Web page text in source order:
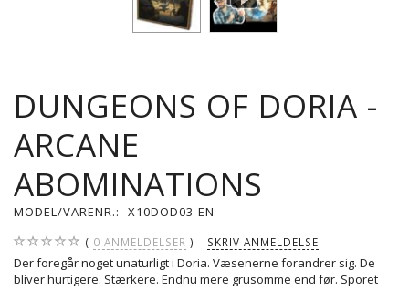
DUNGEONS OF DORIA -
ARCANE
ABOMINATIONS
MODEL/VARENR.: X10DOD03-EN
0 ANMELDELSER SKRIV ANMELDELSE
Der foregår noget unaturligt i Doria. Væsenerne forandrer sig. De
bliver hurtigere. Stærkere. Endnu mere grusomme end før. Sporet